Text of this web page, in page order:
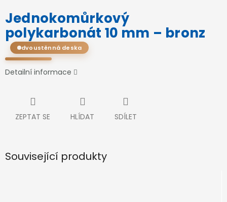
Jednokomůrkový
polykarbonát 10 mm – bronz
dvoustěnná deska
Detailní informace
ZEPTAT SE HLÍDAT SDÍLET
Související produkty